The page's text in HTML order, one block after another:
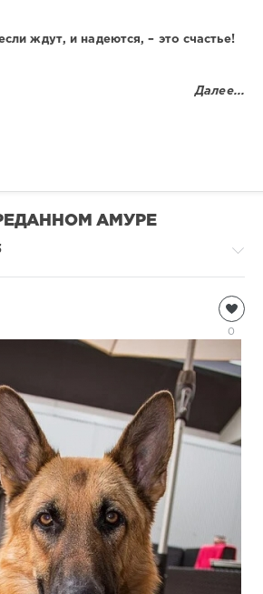
ждут, и надеются, – это счастье!
Далее...
АМУРЕ
0